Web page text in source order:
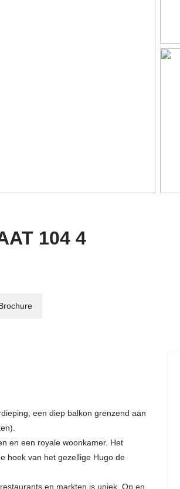
104 4
een diep balkon grenzend aan
en een royale woonkamer. Het
hoek van het gezellige Hugo de
en markten is uniek. Op en